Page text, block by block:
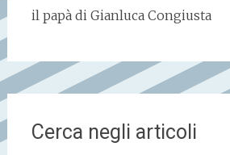
il papà di Gianluca Congiusta
Cerca negli articoli